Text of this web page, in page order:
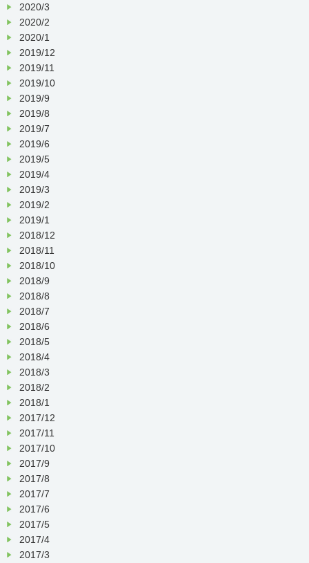
2020/3
2020/2
2020/1
2019/12
2019/11
2019/10
2019/9
2019/8
2019/7
2019/6
2019/5
2019/4
2019/3
2019/2
2019/1
2018/12
2018/11
2018/10
2018/9
2018/8
2018/7
2018/6
2018/5
2018/4
2018/3
2018/2
2018/1
2017/12
2017/11
2017/10
2017/9
2017/8
2017/7
2017/6
2017/5
2017/4
2017/3